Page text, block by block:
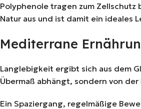
Polyphenole tragen zum
Natur aus und ist damit ein ideales
Mediterrane
Langlebigkeit ergibt sich aus dem
Übermaß abhängt, sondern von
Ein Spaziergang, regelmäßige